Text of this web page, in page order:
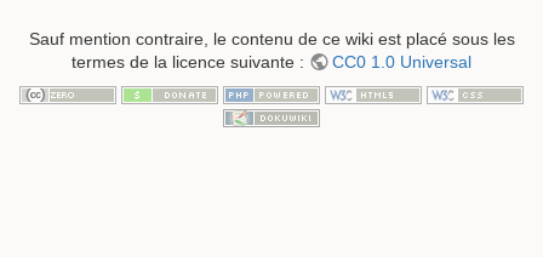
Sauf mention contraire, le contenu de ce wiki est placé sous les
termes de la licence suivante :
CC0 1.0 Universal